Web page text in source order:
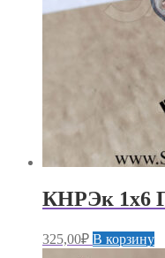
КНРЭк 1х6
325,00₽ В корзину